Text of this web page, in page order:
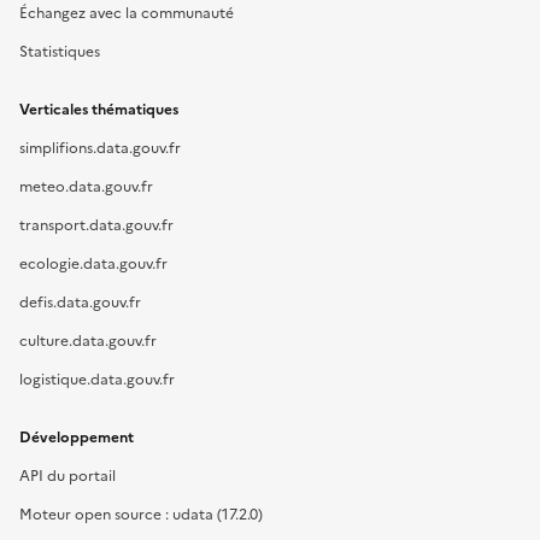
Échangez avec la communauté
Statistiques
Verticales thématiques
simplifions.data.gouv.fr
meteo.data.gouv.fr
transport.data.gouv.fr
ecologie.data.gouv.fr
defis.data.gouv.fr
culture.data.gouv.fr
logistique.data.gouv.fr
Développement
API du portail
Moteur open source : udata (17.2.0)